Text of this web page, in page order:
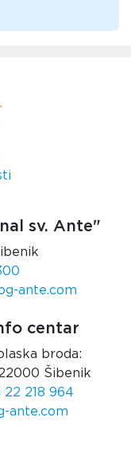
sv. Ante"
ante.com
centar
broda:
Šibenik
22 218 964
ante.com